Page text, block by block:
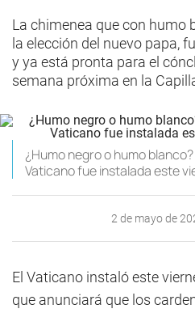
La chimenea que con humo
la elección del nuevo papa,
y ya está pronta para el
semana próxima en la
¿Humo negro o humo
Vaticano fue instalada este
2 de mayo de
El Vaticano instaló este
que anunciará que los